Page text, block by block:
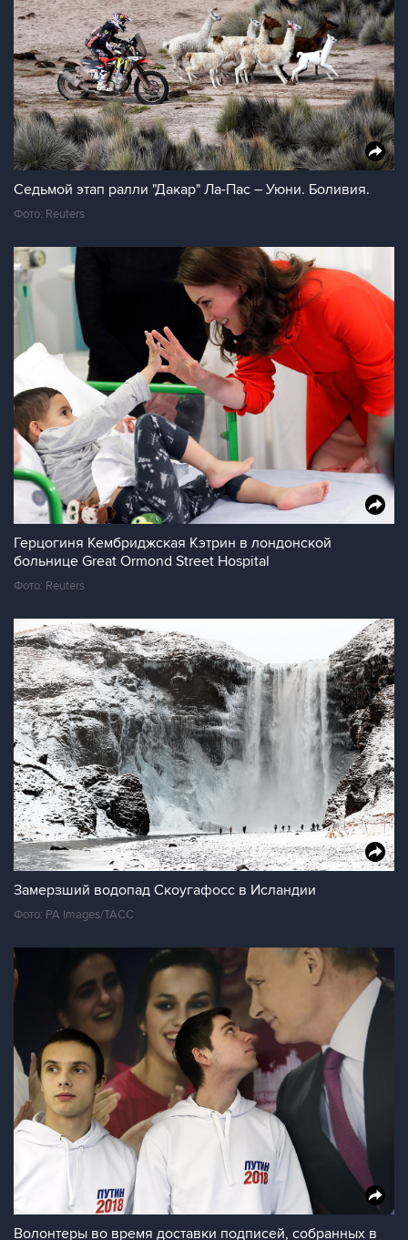
Седьмой этап ралли "Дакар" Ла-Пас – Уюни. Боливия.
Фото: Reuters
Герцогиня Кембриджская Кэтрин в лондонской
больнице Great Ormond Street Hospital
Фото: Reuters
Замерзший водопад Скоугафосс в Исландии
Фото: PA Images/ТАСС
Волонтеры во время доставки подписей, собранных в